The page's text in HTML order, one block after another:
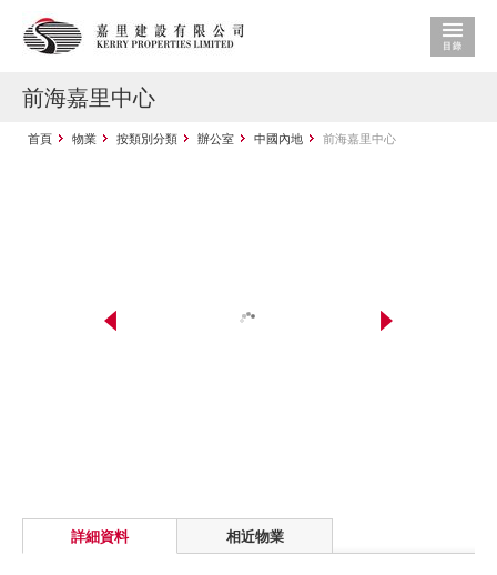
前海嘉里中心
首頁 物業 按類別分類 辦公室 中國內地 前海嘉里中心
詳細資料 相近物業